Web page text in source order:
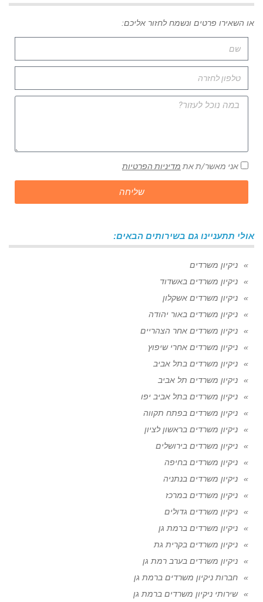
או השאירו פרטים ונשמח לחזור אליכם:
אני מאשר/ת את מדיניות הפרטיות
שליחה
אולי תתעניינו גם בשירותים הבאים:
ניקיון משרדים
ניקיון משרדים באשדוד
ניקיון משרדים אשקלון
ניקיון משרדים באור יהודה
ניקיון משרדים אחר הצהריים
ניקיון משרדים אחרי שיפוץ
ניקיון משרדים בתל אביב
ניקיון משרדים תל אביב
ניקיון משרדים בתל אביב יפו
ניקיון משרדים בפתח תקווה
ניקיון משרדים בראשון לציון
ניקיון משרדים בירושלים
ניקיון משרדים בחיפה
ניקיון משרדים בנתניה
ניקיון משרדים במרכז
ניקיון משרדים גדולים
ניקיון משרדים ברמת גן
ניקיון משרדים בקרית גת
ניקיון משרדים בערב רמת גן
חברות ניקיון משרדים ברמת גן
שירותי ניקיון משרדים ברמת גן